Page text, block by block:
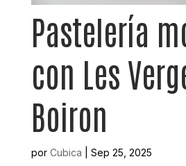
Pastelería
con Les
Boiron
por Cubica Sep 25, 2025